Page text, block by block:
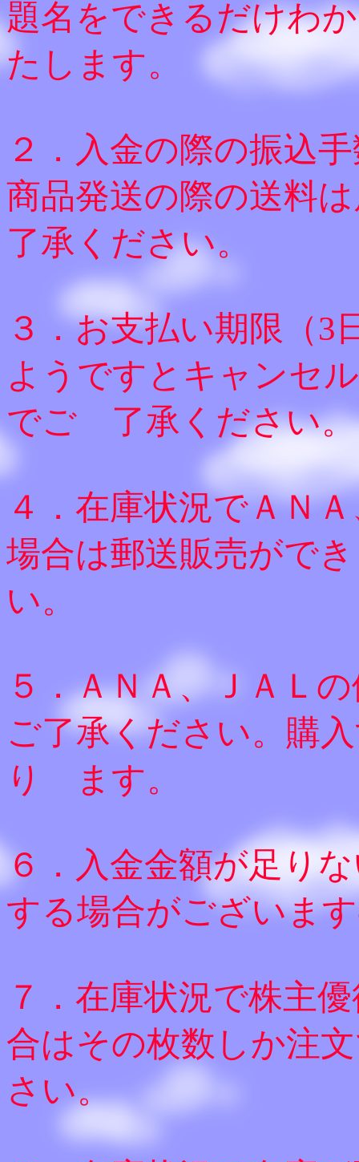
題名をできるだけわ
たします。
２．入金の際の振込
商品発送の際の送料
了承ください。
３．お支払い期限（3
ようですとキャンセ
でご 了承ください。
４．在庫状況でＡＮ
場合は郵送販売がで
い。
５．ＡＮＡ、ＪＡＬ
ご了承ください。購
り ます。
６．入金金額が足り
する場合がございま
７．在庫状況で株主
合はその枚数しか注
さい。